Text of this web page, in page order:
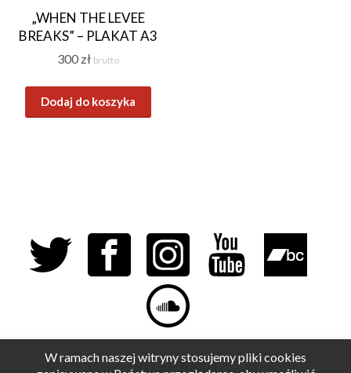
„WHEN THE LEVEE
BREAKS” – PLAKAT A3
300 zł brutto
Dodaj do koszyka
REGULAMIN
W ramach naszej witryny stosujemy pliki cookies